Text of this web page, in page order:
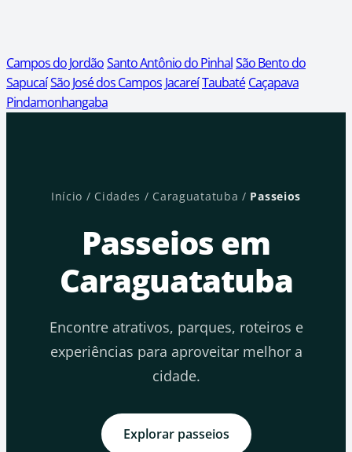
Campos do JordãoSanto Antônio do PinhalSão Bento do
SapucaíSão José dos Campos JacareíTaubaté Caçapava
Pindamonhangaba
Início / Cidades / Caraguatatuba / Passeios
Passeios em
Caraguatatuba
Encontre atrativos, parques, roteiros e
experiências para aproveitar melhor a
cidade.
Explorar passeios